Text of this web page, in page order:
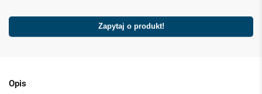
x
s
Zapytaj o produkt!
Opis